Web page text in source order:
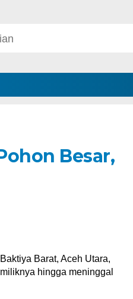
Besar,
Barat, Aceh Utara,
hingga meninggal